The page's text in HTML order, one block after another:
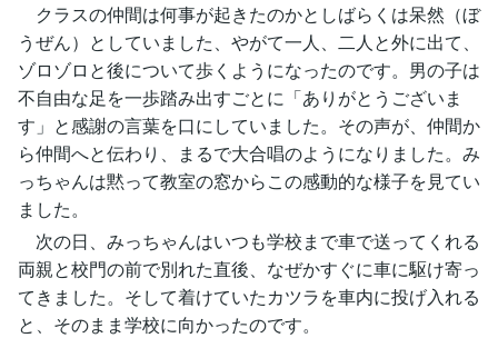
クラスの仲間は何事が起きたのかとしばらくは呆然（ぼ
うぜん）としていました、やがて一人、二人と外に出て、
ゾロゾロと後について歩くようになったのです。男の子は
不自由な足を一歩踏み出すごとに「ありがとうございま
す」と感謝の言葉を口にしていました。その声が、仲間か
ら仲間へと伝わり、まるで大合唱のようになりました。み
っちゃんは黙って教室の窓からこの感動的な様子を見てい
ました。
次の日、みっちゃんはいつも学校まで車で送ってくれる
両親と校門の前で別れた直後、なぜかすぐに車に駆け寄っ
てきました。そして着けていたカツラを車内に投げ入れる
と、そのまま学校に向かったのです。